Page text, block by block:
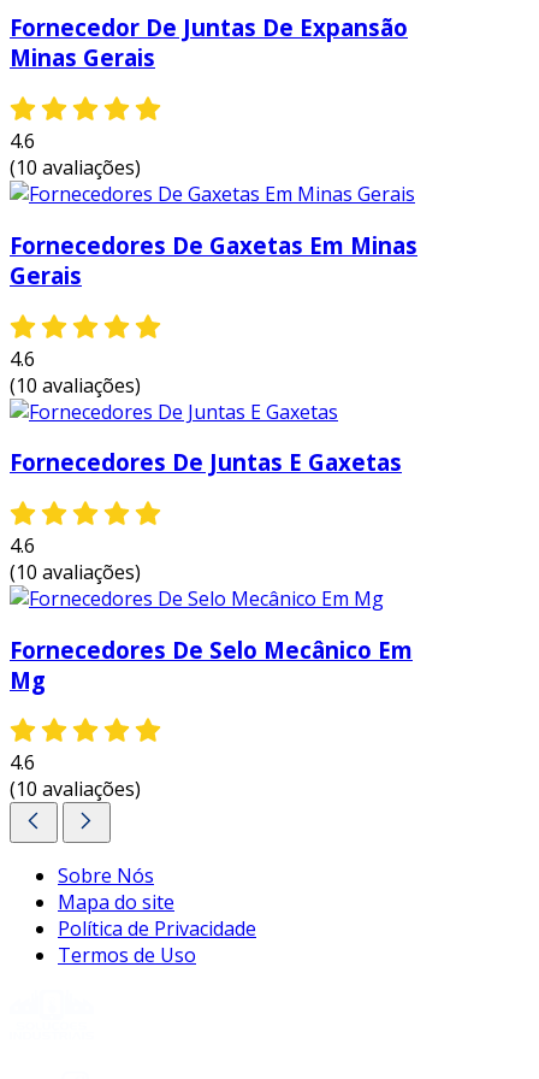
contar com escritório de alta qualidade onde
são realizadas as atividades e sustentabilidade
e tecnologia de seus produtos e serviços.
tudo isso, somado a uma equipe
multidisciplinar de consultores associados e
equipe de alta qualidade, fecham todo o ciclo de
entrega com excelência para toda a carteira de
clientes.
Fornecedor De Juntas De Expansão
Minas Gerais
4.6
(10 avaliações)
Fornecedores De Gaxetas Em Minas
Gerais
4.6
(10 avaliações)
Fornecedores De Juntas E Gaxetas
4.6
(10 avaliações)
Fornecedores De Selo Mecânico Em
Mg
4.6
(10 avaliações)
Sobre Nós
Mapa do site
Política de Privacidade
Termos de Uso